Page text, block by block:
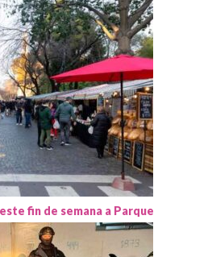
fin de semana a Parque